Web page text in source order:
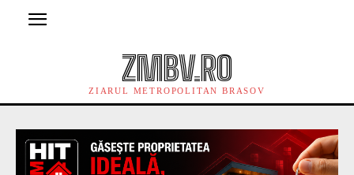
ZMBV.RO
ZIARUL METROPOLITAN BRASOV